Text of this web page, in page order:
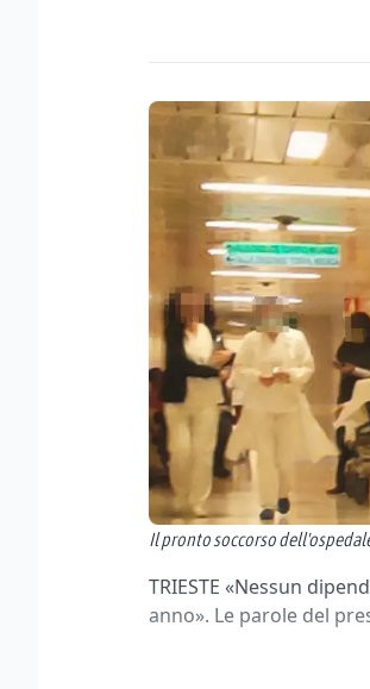
Il pronto soccorso
TRIESTE «Nessun
anno». Le parole del